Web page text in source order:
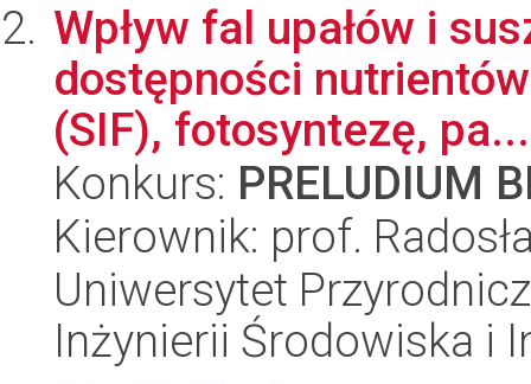
Wpływ fal upałów i
dostępności
(SIF), fotosyntezę, pa...
Konkurs: PRELUDIUM
Kierownik: prof.
Uniwersytet
Inżynierii Środowiska i